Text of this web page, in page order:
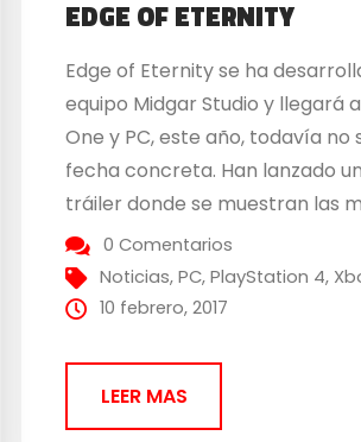
EDGE OF ETERNITY
Edge of Eternity se ha
equipo Midgar Studio y llegará a
One y PC, este año, todavía no
fecha concreta. Han lanzado
tráiler donde se muestran las
de combate, así como los
entornos que podrán
principio este juego se iba a
0 Comentarios
Noticias,PC,PlayStation 4,
10 febrero, 2017
LEER MAS